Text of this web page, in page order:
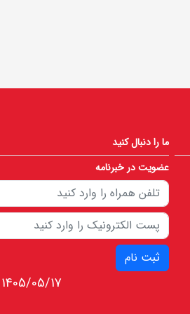
ما را دنبال کنید
عضویت در خبرنامه
ثبت نام
1405/05/17 شنبه